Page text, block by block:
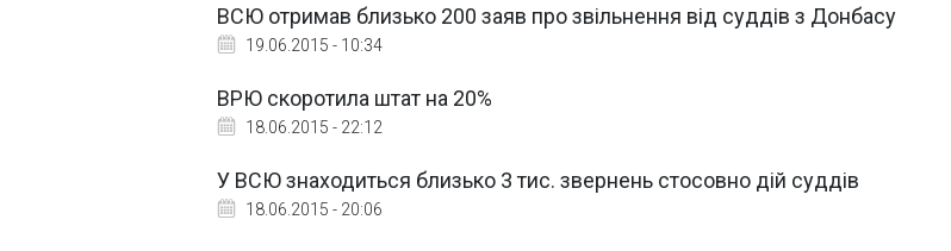
ВСЮ отримав близько 200 заяв про звільнення від суддів з Донбасу
19.06.2015 - 10:34
ВРЮ скоротила штат на 20%
18.06.2015 - 22:12
У ВСЮ знаходиться близько 3 тис. звернень стосовно дій суддів
18.06.2015 - 20:06